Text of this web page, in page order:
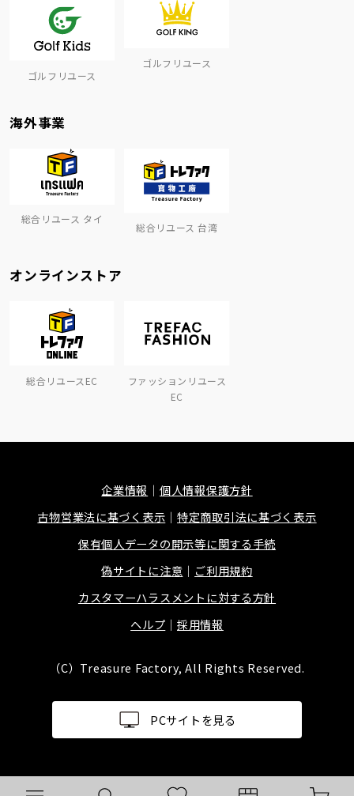
ゴルフリユース
ゴルフリユース
海外事業
総合リユース タイ
総合リユース 台湾
オンラインストア
総合リユースEC
ファッションリユース
EC
企業情報
個人情報保護方針
古物営業法に基づく表示
特定商取引法に基づく表示
保有個人データの開示等に関する手続
偽サイトに注意
ご利用規約
カスタマーハラスメントに対する方針
ヘルプ
採用情報
（C）Treasure Factory, All Rights Reserved.
PCサイトを見る